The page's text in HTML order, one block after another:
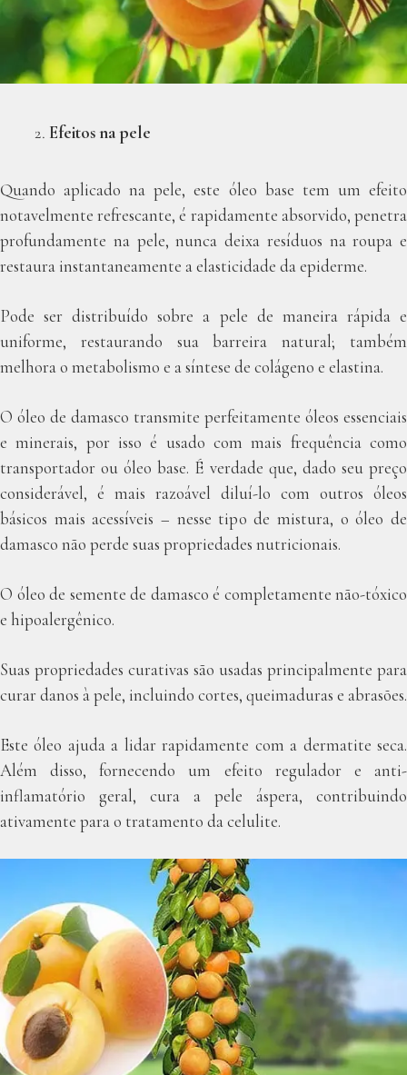
Efeitos na pele
Quando aplicado na pele, este óleo base tem um efeito
notavelmente refrescante, é rapidamente absorvido, penetra
profundamente na pele, nunca deixa resíduos na roupa e
restaura instantaneamente a elasticidade da epiderme.
Pode ser distribuído sobre a pele de maneira rápida e
uniforme, restaurando sua barreira natural; também
melhora o metabolismo e a síntese de colágeno e elastina.
O óleo de damasco transmite perfeitamente óleos essenciais
e minerais, por isso é usado com mais frequência como
transportador ou óleo base. É verdade que, dado seu preço
considerável, é mais razoável diluí-lo com outros óleos
básicos mais acessíveis – nesse tipo de mistura, o óleo de
damasco não perde suas propriedades nutricionais.
O óleo de semente de damasco é completamente não-tóxico
e hipoalergênico.
Suas propriedades curativas são usadas principalmente para
curar danos à pele, incluindo cortes, queimaduras e abrasões.
Este óleo ajuda a lidar rapidamente com a dermatite seca.
Além disso, fornecendo um efeito regulador e anti-
inflamatório geral, cura a pele áspera, contribuindo
ativamente para o tratamento da celulite.